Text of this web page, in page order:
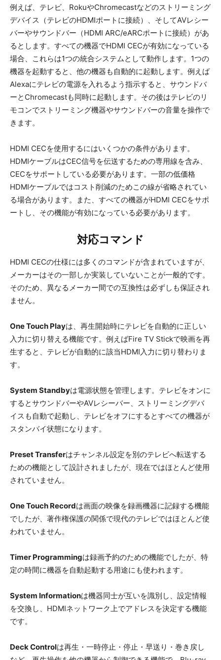
例えば、テレビ、RokuやChromecastなどのストリーミング
デバイス（テレビのHDMIポートに接続）、そしてAVレシー
バーやサウンドバー（HDMI ARC/eARCポートに接続）があ
るとします。すべての機器でHDMI CECが有効になっている
場合、これらは1つの統合システムとして動作します。1つの
機器を起動すると、他の機器も自動的に起動します。例えば
Alexaにテレビの電源を入れるよう指示すると、サウンドバ
ーとChromecastも同時に起動します。その後はテレビのリ
モコンでストリーミング機器やサウンドバーの音量を操作で
きます。
HDMI CECを使用するにはいくつかの条件があります。
HDMIケーブルはCEC信号を伝送するための専用線を含み、
CECをサポートしている必要があります。一部の低価格
HDMIケーブルではコスト削減のためこの線が省略されてい
る場合があります。また、すべての機器がHDMI CECをサポ
ートし、その機能が有効になっている必要があります。
対応コマンド
HDMI CECの仕様には多くのコマンドが含まれていますが、
メーカーはその一部しか実装していないことが一般的です。
そのため、異なるメーカー間での互換性は必ずしも保証され
ません。
One Touch Playは、再生開始時にテレビを自動的に正しい
入力に切り替える機能です。例えばFire TV Stickで映画を再
生すると、テレビが自動的に該当HDMI入力に切り替わりま
す。
System Standbyは電源状態を管理します。テレビをオンに
するとサウンドバーやAVレシーバー、ストリーミングデバ
イスも自動で起動し、テレビをオフにするとすべての機器が
スタンバイ状態になります。
Preset Transferはチャンネル設定を別のテレビへ転送する
ための機能として設計されましたが、現在ではほとんど使用
されていません。
One Touch Recordは画面の映像を録画機器に記録する機能
でしたが、著作権保護の関係で現代のテレビではほとんど使
われていません。
Timer Programmingは録画予約のための機能でしたが、特
定の時間に機器を自動起動する用途にも使われます。
System Informationは機器同士が互いを識別し、設定情報
を交換し、HDMIネットワーク上でアドレスを決定する機能
です。
Deck Controlは再生・一時停止・停止・早送り・巻き戻し